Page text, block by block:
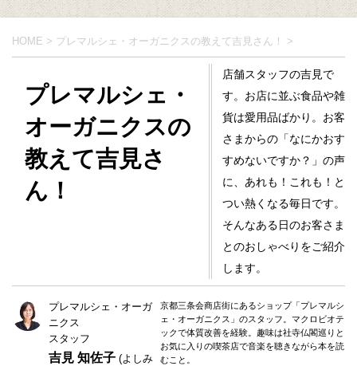
HOME > プレマルシェ・オーガニクスの教えて吉見さん！ >
プレマルシェ・
オーガニクスの
教えて吉見さ
ん！
店舗スタッフの吉見で
す。お店に並ぶ食品や雑
貨は愛用品ばかり。お客
さまからの「なにかおす
すめないですか？」の声
に、あれも！これも！と
つい熱くなる毎日です。
そんなある日のお客さま
とのおしゃべりをご紹介
します。
プレマルシェ・オーガ
ニクス
スタッフ
吉見 知佐子(よしみ
京都三条会商店街にあるショップ「プレマルシ
ェ・オーガニクス」のスタッフ。マクロビオテ
ックで体質改善を経験。趣味は社寺仏閣巡りと
お気に入りの喫茶店で音楽を聴きながら本を読
むこと。